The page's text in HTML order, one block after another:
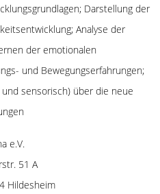
Darstellung der
Analyse der
der emotionalen
und Bewegungserfahrungen;
sensorisch) über die neue
e.V.
51 A
Hildesheim